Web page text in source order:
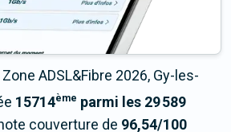
ADSL&Fibre 2026, Gy-les-
15714ème parmi les 29 589
couverture de 96,54/100